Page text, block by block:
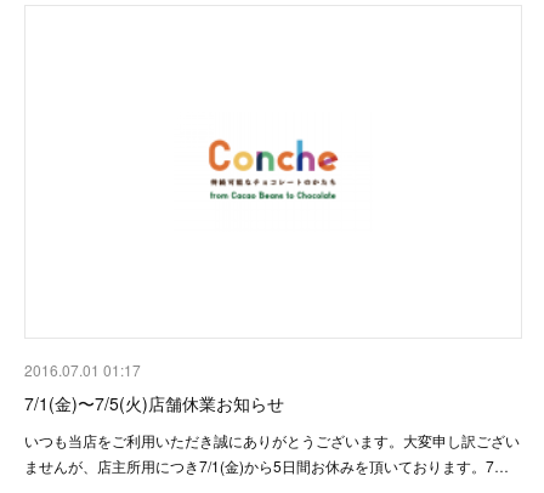
2016.07.01 01:17
7/1(金)〜7/5(火)店舗休業お知らせ
いつも当店をご利用いただき誠にありがとうございます。大変申し訳ござい
ませんが、店主所用につき7/1(金)から5日間お休みを頂いております。7…